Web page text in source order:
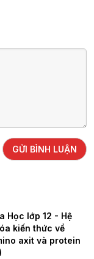
GỬI BÌNH LUẬN
Học lớp 12 - Hệ
kiến thức về
axit và protein